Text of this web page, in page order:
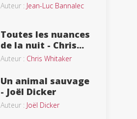
Auteur : Jean-Luc Bannalec
Toutes les nuances
de la nuit - Chris...
Auteur : Chris Whitaker
Un animal sauvage
- Joël Dicker
Auteur : Joël Dicker